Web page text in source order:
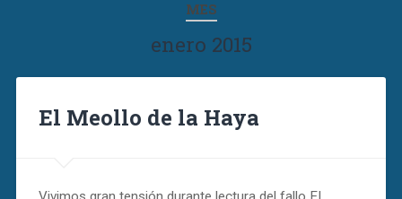
MES
enero 2015
El Meollo de la Haya